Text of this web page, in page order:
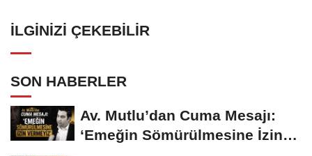
İLGINIZI ÇEKEBILIR
SON HABERLER
Av. Mutlu’dan Cuma Mesajı:
‘Emeğin Sömürülmesine İzin